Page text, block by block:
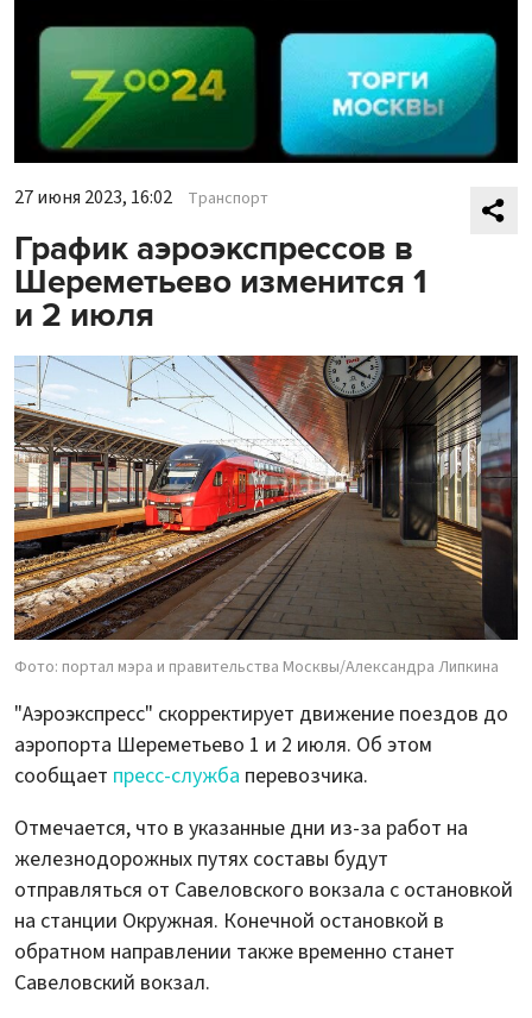
27 июня 2023, 16:02 Транспорт
График аэроэкспрессов в
Шереметьево изменится 1
и 2 июля
Фото: портал мэра и правительства Москвы/Александра Липкина
"Аэроэкспресс" скорректирует движение поездов до
аэропорта Шереметьево 1 и 2 июля. Об этом
сообщает пресс-служба перевозчика.
Отмечается, что в указанные дни из-за работ на
железнодорожных путях составы будут
отправляться от Савеловского вокзала с остановкой
на станции Окружная. Конечной остановкой в
обратном направлении также временно станет
Савеловский вокзал.